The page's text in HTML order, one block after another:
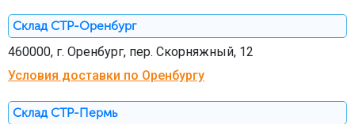
Склад СТР-Оренбург
460000, г. Оренбург, пер. Скорняжный, 12
Условия доставки по Оренбургу
Склад СТР-Пермь